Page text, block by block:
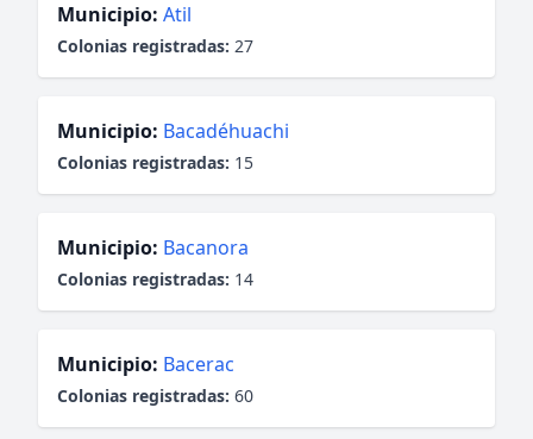
Municipio: Atil
Colonias registradas: 27
Municipio: Bacadéhuachi
Colonias registradas: 15
Municipio: Bacanora
Colonias registradas: 14
Municipio: Bacerac
Colonias registradas: 60